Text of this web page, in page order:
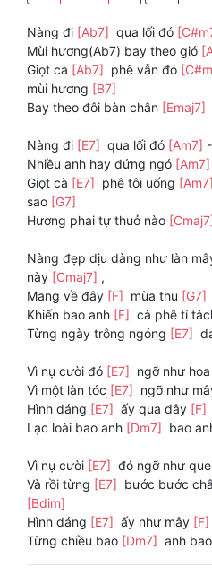
Nàng đi [Ab7] qua lối đó
Mùi hương(Ab7) bay theo gió
Giọt cà [Ab7] phê vẫn đó
mùi hương [B7]
Bay theo đôi bàn chân [Emaj7]
Nàng đi [E7] qua lối đó [Am7] -
Nhiều anh hay đứng ngó [Am7]
Giọt cà [E7] phê tôi uống [Am7]
sao [G7]
Hương phai tự thuở nào
Nàng đẹp dịu dàng như làn
này [Cmaj7] ,
Mang về đây [F] mùa thu [G7]
Khiến bao anh [F] cà phê tí
Từng ngày trông ngóng [E7]
Vì nụ cười đó [E7] ngỡ như
Vì một làn tóc [E7] ngỡ như
Hình dáng [E7] ấy qua đây [F]
Lạc loài bao anh [Dm7] bao
Vì nụ cười [E7] đó ngỡ như
Và rồi từng [E7] bước bước
[Bdim]
Hình dáng [E7] ấy như mây [F]
Từng chiều bao [Dm7] anh